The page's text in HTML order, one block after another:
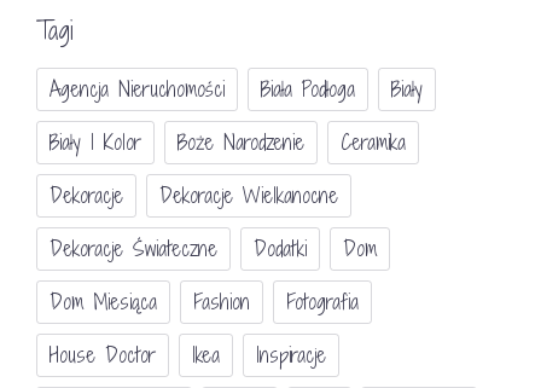
Tagi
Agencja Nieruchomości Biała Podłoga
Biały
Biały I Kolor
Boże Narodzenie
Ceramika
Dekoracje
Dekoracje Wielkanocne
Dekoracje Świateczne
Dodatki
Dom
Dom Miesiąca
Fashion
Fotografia
House Doctor
Ikea
Inspiracje